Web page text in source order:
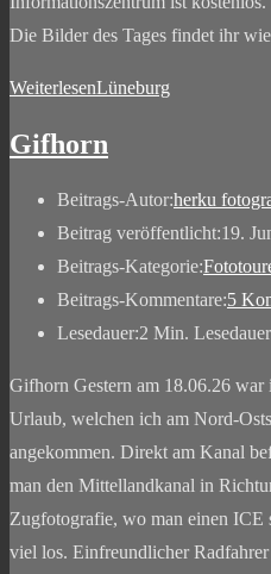
Die Bilder des Tages findet ihr
WeiterlesenLüneburg
Gifhorn
Beitrags-Autor:herku
Beitrag veröffentlicht:19.
Beitrags-Kategorie:
Beitrags-Kommentare:5
Lesedauer:2 Min. Lesedauer
Gifhorn Gestern am 18.06.26
Urlaub, welchen ich am Nord-
angekommen. Direkt am Kanal
man den Mittellandkanal in
Zugfotografie, wo man einen ICE
viel los. Einfreundlicher